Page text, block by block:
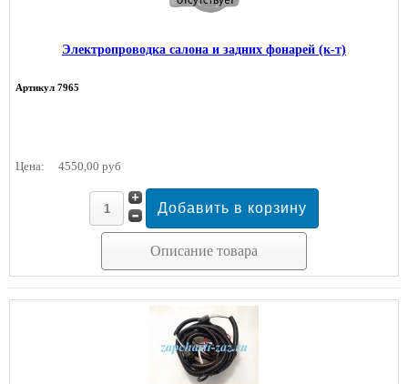
Электропроводка салона и задних фонарей (к-т)
Артикул 7965
Цена: 4550,00 руб
Описание товара